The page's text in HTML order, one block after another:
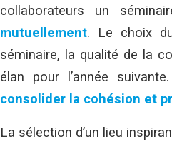
collaborateurs un
mutuellement. Le choix
séminaire, la qualité de la
élan pour l’année
consolider la cohésion et
La sélection d’un lieu